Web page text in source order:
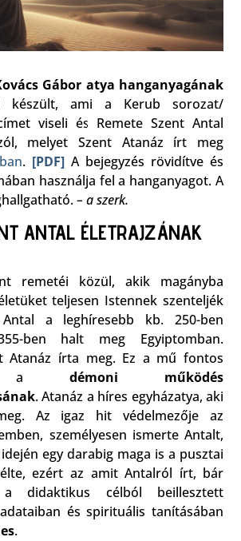
Gábor atya hanganyagának
készült, ami a Kerub sorozat/
viseli és Remete Szent Antal
melyet Szent Atanáz írt meg
. [PDF]A bejegyzés rövidítve és
használja fel a hanganyagot. A
– a szerk.
ANTAL ÉLETRAJZÁNAK
remetéi közül, akik magányba
teljesen Istennek szenteljék
a leghíresebb kb. 250-ben
ben halt meg Egyiptomban.
Atanáz írta meg. Ez a mű fontos
adémoni működés
. Atanáz a híres egyházatya, aki
Az igaz hit védelmezője az
személyesen ismerte Antalt,
egy darabig maga is a pusztai
ezért az amit Antalról írt, bár
didaktikus célból beillesztett
és spirituális tanításában
.